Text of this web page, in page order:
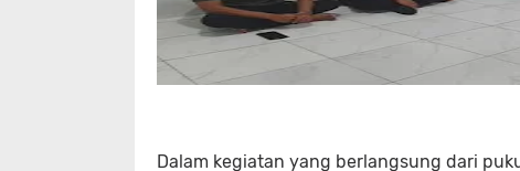
Dalam kegiatan yang berlangsung dari